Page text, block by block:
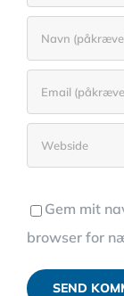
Gem mit
browser for